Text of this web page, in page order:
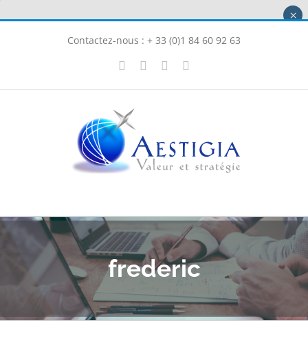
Contactez-nous : + 33 (0)1 84 60 92 63
LinkedInInstagram
frederic
×